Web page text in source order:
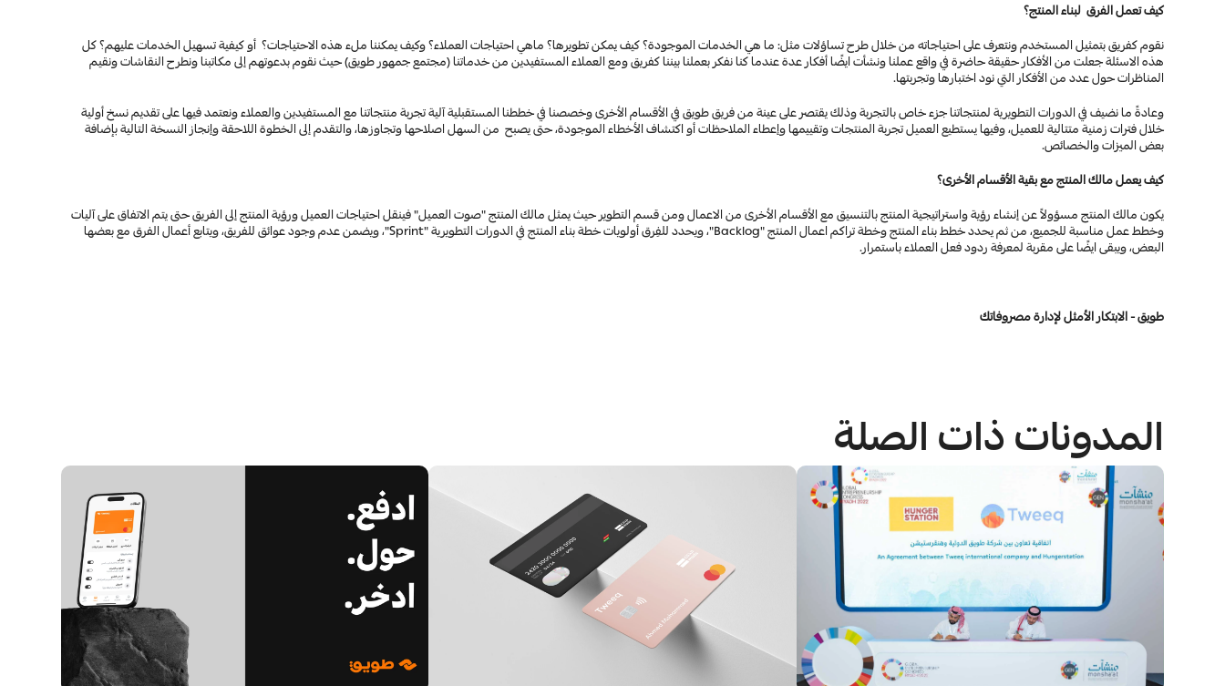
كيف تعمل الفرق  لبناء المنتج؟
المناظرات حول عدد من الأفكار التي نود اختبارها وتجربتها.
بعض الميزات والخصائص.
كيف يعمل مالك المنتج مع بقية الأقسام الأخرى؟
البعض، ويبقى ايضًا على مقربة لمعرفة ردود فعل العملاء باستمرار.
طويق - الابتكار الأمثل لإدارة مصروفاتك
المدونات ذات الصلة